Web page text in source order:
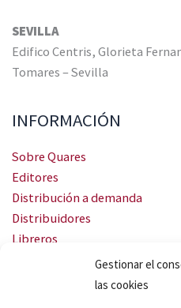
Gestionar el
las cookies
SEVILLA
Edifico Centris, Glorieta
Tomares – Sevilla
INFORMACIÓN
Sobre Quares
Editores
Distribución a demanda
Distribuidores
Libreros
Servicio Landingweb
Crea tu audiobook